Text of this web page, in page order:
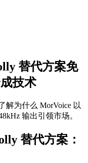
替代方案免
技术
解为什么 MorVoice 以
输出引领市场。
替代方案：